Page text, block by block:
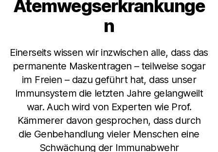
Atemwegserkrankunge
n
Einerseits wissen wir inzwischen alle, dass das
permanente Maskentragen – teilweise sogar
im Freien – dazu geführt hat, dass unser
Immunsystem die letzten Jahre gelangweilt
war. Auch wird von Experten wie Prof.
Kämmerer davon gesprochen, dass durch
die Genbehandlung vieler Menschen eine
Schwächung der Immunabwehr